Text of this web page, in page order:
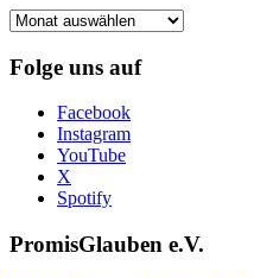
Frühere
Folge uns auf
Facebook
Instagram
YouTube
X
Spotify
PromisGlauben e.V.